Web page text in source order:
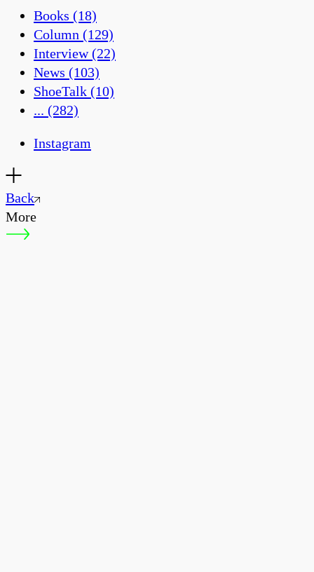
Books (18)
Column (129)
Interview(22)
News (103)
ShoeTalk (10)
... (282)
Instagram
Back
More